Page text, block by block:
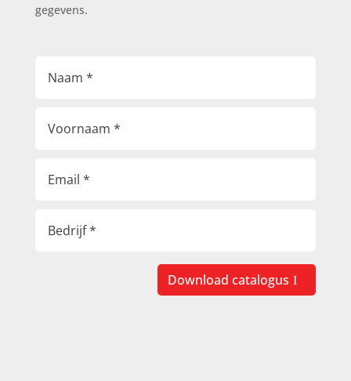
gegevens.
Download catalogus